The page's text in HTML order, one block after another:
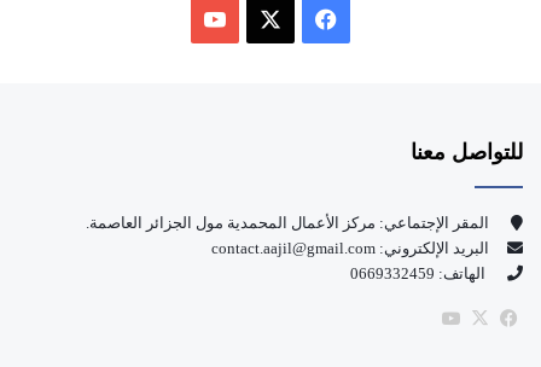
و
ك
للتواصل معنا
المقر الإجتماعي: مركز الأعمال المحمدية مول الجزائر العاصمة.
البريد الإلكتروني: contact.aajil@gmail.com
الهاتف: 0669332459
فيسبوك
‫X